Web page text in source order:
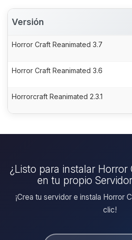
Versión
Horror Craft Reanimated 3.7
Horror Craft Reanimated 3.6
Horrorcraft Reanimated 2.3.1
¿Listo para instalar Horror
en tu propio
¡Crea tu servidor e instala Horror
clic!